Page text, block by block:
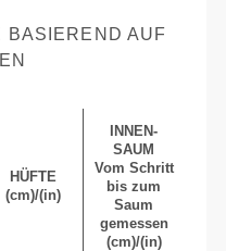
AUF D
HÜFTE
(cm)/(in)
INNEN-
SAUM
Vom Schritt
bis zum
Saum
gemessen
(cm)/(in)